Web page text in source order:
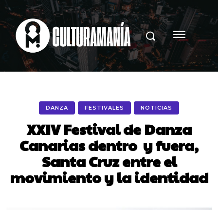
DANZA FESTIVALES NOTICIAS
XXIV Festival de Danza
Canarias dentro y fuera,
Santa Cruz entre el
movimiento y la identidad